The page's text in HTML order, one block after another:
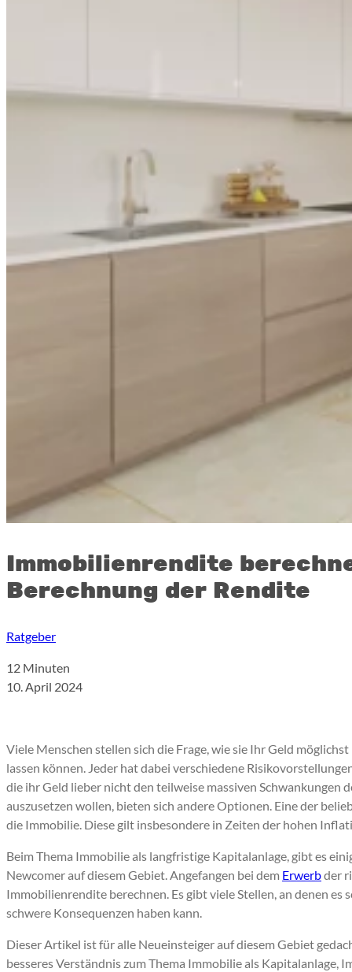
Immobilienrendite
Berechnung der Rendite
Ratgeber
12 Minuten
10. April 2024
Viele Menschen stellen sich die Frage, wie sie Ihr Geld
lassen können. Jeder hat dabei verschiedene
die ihr Geld lieber nicht den teilweise massiven Schwankungen
auszusetzen wollen, bieten sich andere Optionen. Eine der
die Immobilie. Diese gilt insbesondere in Zeiten der hohen
Beim Thema Immobilie als langfristige Kapitalanlage, gibt es
Newcomer auf diesem Gebiet. Angefangen bei dem Erwerbder
Immobilienrendite berechnen. Es gibt viele Stellen, an denen
schwere Konsequenzen haben kann.
Dieser Artikel ist für alle Neueinsteiger auf diesem Gebiet
besseres Verständnis zum Thema Immobilie als Kapitalanlage,